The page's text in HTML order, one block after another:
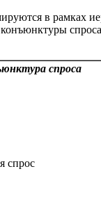
в рамках
спроса
спрос